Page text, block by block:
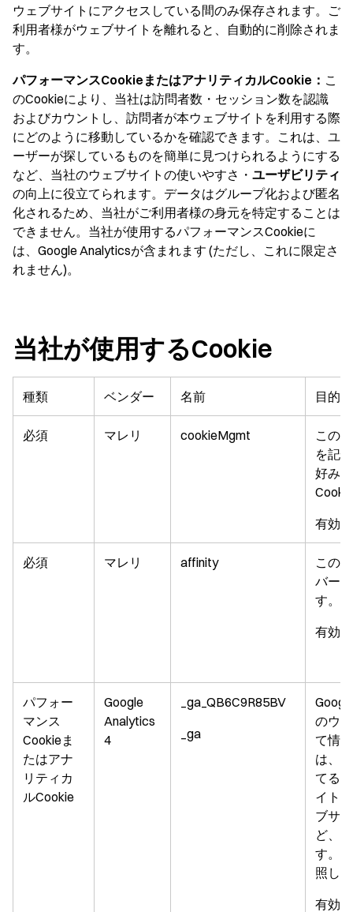
ウェブサイトにアクセスしている間のみ保存されます。ご
利用者様がウェブサイトを離れると、自動的に削除されま
す。
パフォーマンスCookieまたはアナリティカルCookie： こ
のCookieにより、当社は訪問者数・セッション数を認識
およびカウントし、訪問者が本ウェブサイトを利用する際
にどのように移動しているかを確認できます。これは、ユ
ーザーが探しているものを簡単に見つけられるようにする
など、当社のウェブサイトの使いやすさ・ ユーザビリティ
の向上に役立てられます。データはグループ化および匿名
化されるため、当社がご利用者様の身元を特定することは
できません。当社が使用するパフォーマンスCookieに
は、Google Analyticsが含まれます (ただし、これに限定さ
れません)。
当社が使用するCookie
種類 ベンダー 名前 目的/
必須 マレリ cookieMgmt
この
を記
好み
有効
必須 マレリ affinity
この
バー
す。
有効
パフォー
マンス
Cookieま
たはアナ
リティカ
ルCookie
Google
Analytics
4
_ga_QB6C9R85BV
_ga
のウ
て情
は、
てる
イト
ブサ
ど、
す。
照し
有効